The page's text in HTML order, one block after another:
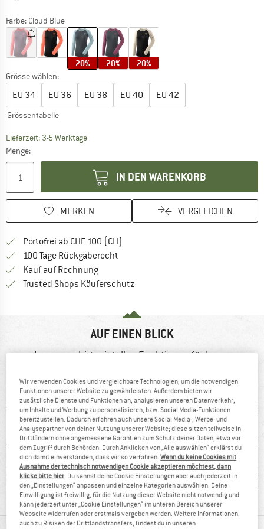
Farbe: Cloud Blue
20% 20% 20%
Grösse wählen:
EU 34 EU 36 EU 38 EU 40 EU 42
Grössentabelle
Lieferzeit: 3-5 WerktageDer Link öffnet sich in einer Infobox und
Menge:
IN DEN WARENKORB
MERKEN VERGLEICHEN
Portofrei ab CHF 100 (CH)
100 Tage Rückgaberecht
Kauf auf RechnungFinde die Zahlungs-Infos hier! Öffnet
Trusted Shops Käuferschutz
AUF EINEN BLICK
Langarmshirt mit tollen Funktionen für lange
100%
Weiterempfehlung
Kunden sagen:
schnell trocknend
guter
Wir verwenden Cookies und vergleichbare Technologien, um die notwendigen
Funktionen unserer Website zu gewährleisten. Außerdem bieten wir
zusätzliche Dienste und Funktionen an, analysieren unseren Datenverkehr,
um Inhalte und Werbung zu personalisieren, bzw. Social Media-Funktionen
bereitzustellen. Dadurch erfahren auch unsere Social Media-, Werbe- und
Analysepartner von deiner Nutzung unserer Website; diese sitzen teilweise in
Drittländern ohne angemessene Garantien zum Schutz deiner Daten, etwa vor
dem Zugriff durch Behörden. Durch Anklicken von „Alle auswählen“ erklärst du
dich damit einverstanden, dass wir so verfahren.Wenn du keine Cookies mit
Ausnahme der technisch notwendigen Cookie akzeptieren möchtest, dann
klicke bitte hier . Du kannst deine Cookie Einstellungen aber auch jederzeit in
den „Einstellungen“ anpassen und einzelne Kategorien auswählen. Deine
Einwilligung ist freiwillig, für die Nutzung dieser Website nicht notwendig und
kann jederzeit unter „Cookie Einstellungen“ im unteren Bereich unserer
Webseite widerrufen oder erstmals vergeben werden. Weitere Informationen,
auch zu Risiken der Drittlandstransfers, findest du in unseren